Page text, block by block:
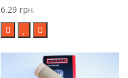
6.29 грн.